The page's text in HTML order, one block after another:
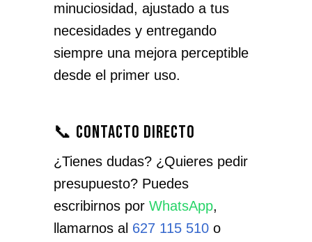
minuciosidad, ajustado a tus
necesidades y entregando
siempre una mejora perceptible
desde el primer uso.
📞 Contacto directo
¿Tienes dudas? ¿Quieres pedir
presupuesto? Puedes
escribirnos por WhatsApp,
llamarnos al 627 115 510o